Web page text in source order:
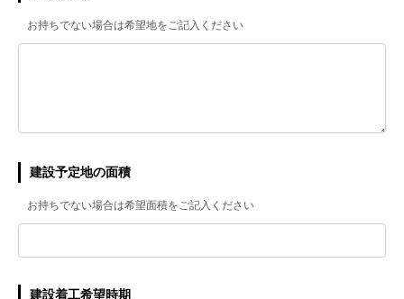
お持ちでない場合は希望地をご記入ください
建設予定地の面積
お持ちでない場合は希望面積をご記入ください
建設着工希望時期